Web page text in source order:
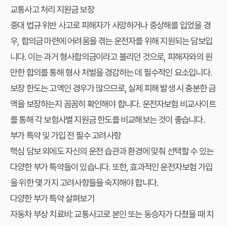
교통사고 처리 지원금 보장
중대 법규 위반 사고로 피해자가 사망하거나 중상해를 입었을 경
우, 합의금 마련에 어려움을 겪는 운전자를 위해 지원되는 담보입
니다. 이는 과거 형사합의금이라고 불리던 것으로, 피해자와의 원
만한 합의를 통해 형사 처벌을 경감하는 데 필수적인 요소입니다.
보장 한도는 고액인 경우가 많으므로, 실제 피해 발생 시 충분한 금
액을 보장하는지 꼼꼼히 확인해야 합니다. 운전자보험 비교사이트
를 통해 각 보험사별 지원금 한도를 비교해보는 것이 좋습니다.
부가 특약 및 가입 전 필수 고려사항
핵심 담보 외에도 자신의 운전 습관과 환경에 맞춰 선택할 수 있는
다양한 부가 특약들이 있습니다. 또한, 효과적인 운전자보험 가입
을 위한 몇 가지 고려사항들을 숙지해야 합니다.
다양한 부가 특약 살펴보기
자동차 부상 치료비 : 교통사고로 본인 또는 동승자가 다쳤을 때 치